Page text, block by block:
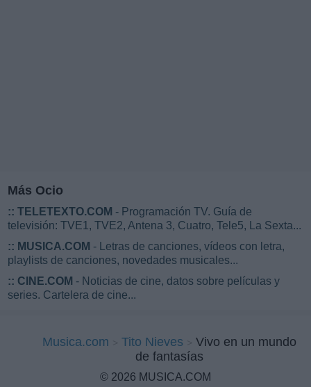
Más Ocio
:: TELETEXTO.COM - Programación TV. Guía de
televisión: TVE1, TVE2, Antena 3, Cuatro, Tele5, La Sexta...
:: MUSICA.COM - Letras de canciones, vídeos con letra,
playlists de canciones, novedades musicales...
:: CINE.COM - Noticias de cine, datos sobre películas y
series. Cartelera de cine...
Musica.com Tito Nieves
Vivo en un mundo
de fantasías
© 2026 MUSICA.COM